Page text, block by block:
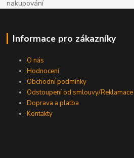
nakupování
Informace pro zákazníky
O nás
Hodnocení
Obchodní podmínky
Odstoupení od smlouvy/Reklamace
Doprava a platba
Kontakty